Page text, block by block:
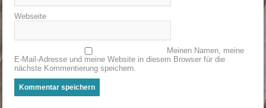
Webseite
Meinen Namen, meine
E-Mail-Adresse und meine Website in diesem Browser für die
nächste Kommentierung speichern.